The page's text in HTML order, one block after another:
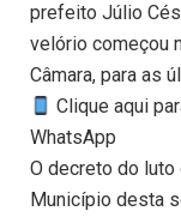
prefeito Júlio
velório começou
Câmara, para as
Clique aqui
WhatsApp
O decreto do
Município desta